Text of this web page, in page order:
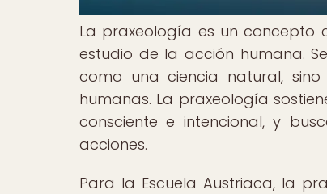
La praxeología es un concepto
estudio de la acción humana.
como una ciencia natural,
humanas. La praxeología
consciente e intencional, y
acciones.
Para la Escuela Austriaca, la